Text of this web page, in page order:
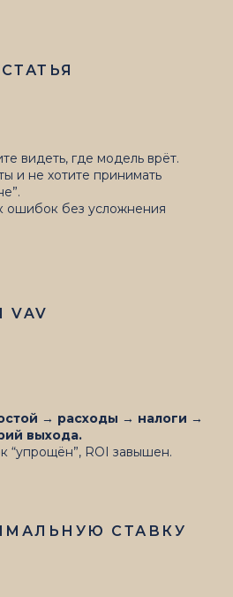
видеть, где модель врёт.
и не хотите принимать
ошибок без усложнения
→ расходы → налоги →
выхода.
“упрощён”, ROI завышен.
СТАВКУ